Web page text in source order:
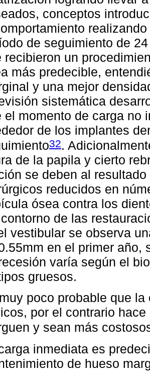
conceptos
de seguimiento de
recibieron un
más predecible,
y una mejor
sistemática
el momento de carga no
de los implantes
32.
de la papila y cierto
se deben al
reducidos en
ósea contra los
de las
vestibular se observa
en el primer año,
varía según el
gruesos.
poco probable que
por el contrario
y sean más
inmediata es
de hueso